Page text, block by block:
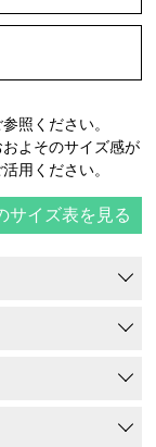
照ください。
よそのサイズ感が
用ください。
サイズ表を見る